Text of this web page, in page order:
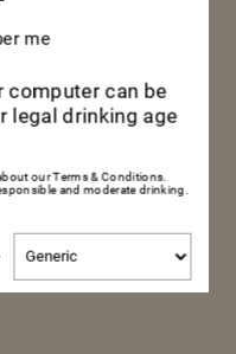
ラン 2015
me
computer can be
legal drinking age
our Terms & Conditions.
and moderate drinking.
language